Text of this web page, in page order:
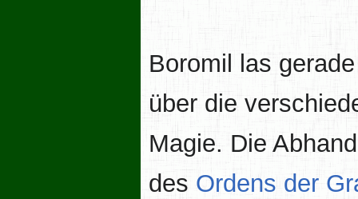
Boromil las
über die
Magie. Die
des Ordens der